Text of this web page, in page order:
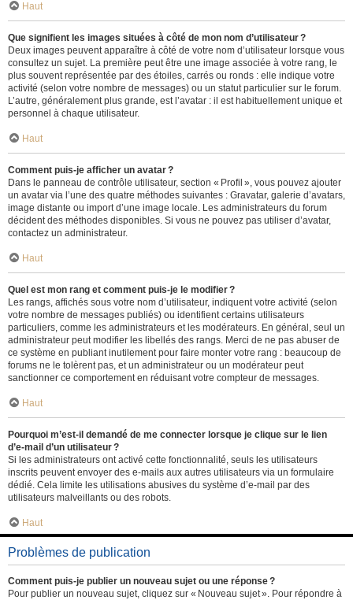
Haut
Que signifient les images situées à côté de mon nom d’utilisateur ?
Deux images peuvent apparaître à côté de votre nom d’utilisateur lorsque vous
consultez un sujet. La première peut être une image associée à votre rang, le
plus souvent représentée par des étoiles, carrés ou ronds : elle indique votre
activité (selon votre nombre de messages) ou un statut particulier sur le forum.
L’autre, généralement plus grande, est l’avatar : il est habituellement unique et
personnel à chaque utilisateur.
Haut
Comment puis-je afficher un avatar ?
Dans le panneau de contrôle utilisateur, section « Profil », vous pouvez ajouter
un avatar via l’une des quatre méthodes suivantes : Gravatar, galerie d’avatars,
image distante ou import d’une image locale. Les administrateurs du forum
décident des méthodes disponibles. Si vous ne pouvez pas utiliser d’avatar,
contactez un administrateur.
Haut
Quel est mon rang et comment puis-je le modifier ?
Les rangs, affichés sous votre nom d’utilisateur, indiquent votre activité (selon
votre nombre de messages publiés) ou identifient certains utilisateurs
particuliers, comme les administrateurs et les modérateurs. En général, seul un
administrateur peut modifier les libellés des rangs. Merci de ne pas abuser de
ce système en publiant inutilement pour faire monter votre rang : beaucoup de
forums ne le tolèrent pas, et un administrateur ou un modérateur peut
sanctionner ce comportement en réduisant votre compteur de messages.
Haut
Pourquoi m’est-il demandé de me connecter lorsque je clique sur le lien
d’e-mail d’un utilisateur ?
Si les administrateurs ont activé cette fonctionnalité, seuls les utilisateurs
inscrits peuvent envoyer des e-mails aux autres utilisateurs via un formulaire
dédié. Cela limite les utilisations abusives du système d’e-mail par des
utilisateurs malveillants ou des robots.
Haut
Problèmes de publication
Comment puis-je publier un nouveau sujet ou une réponse ?
Pour publier un nouveau sujet, cliquez sur « Nouveau sujet ». Pour répondre à